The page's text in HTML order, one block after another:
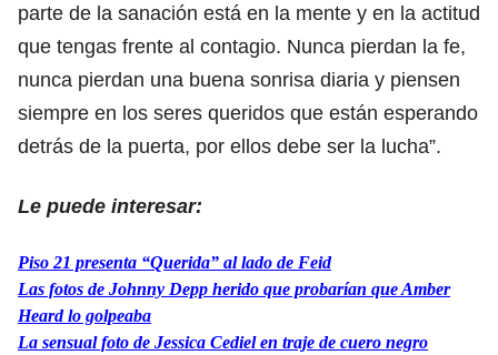
parte de la sanación está en la mente y en la actitud
que tengas frente al contagio. Nunca pierdan la fe,
nunca pierdan una buena sonrisa diaria y piensen
siempre en los seres queridos que están esperando
detrás de la puerta, por ellos debe ser la lucha”.
Le puede interesar:
Piso 21 presenta “Querida” al lado de Feid
Las fotos de Johnny Depp herido que probarían que Amber
Heard lo golpeaba
La sensual foto de Jessica Cediel en traje de cuero negro